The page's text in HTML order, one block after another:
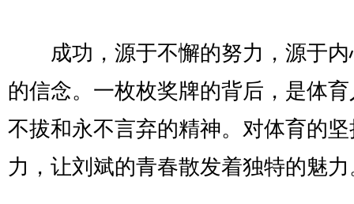
成功，源于不懈的努力，源于内
的信念。一枚枚奖牌的背后，是体
不拔和永不言弃的精神。对体育的
力，让刘斌的青春散发着独特的魅